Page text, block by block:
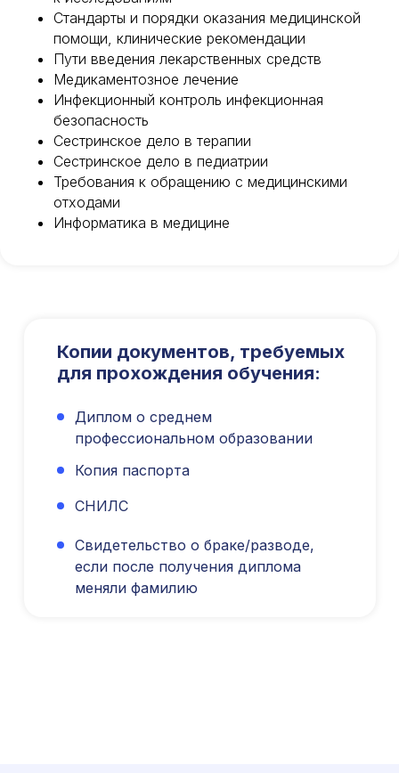
Стандарты и порядки оказания медицинской
помощи, клинические рекомендации
Пути введения лекарственных средств
Медикаментозное лечение
Инфекционный контроль инфекционная
безопасность
Сестринское дело в терапии
Сестринское дело в педиатрии
Требования к обращению с медицинскими
отходами
Информатика в медицине
Копии документов, требуемых
для прохождения обучения:
Диплом о среднем
профессиональном образовании
Копия паспорта
СНИЛС
Свидетельство о браке/разводе,
если после получения диплома
меняли фамилию